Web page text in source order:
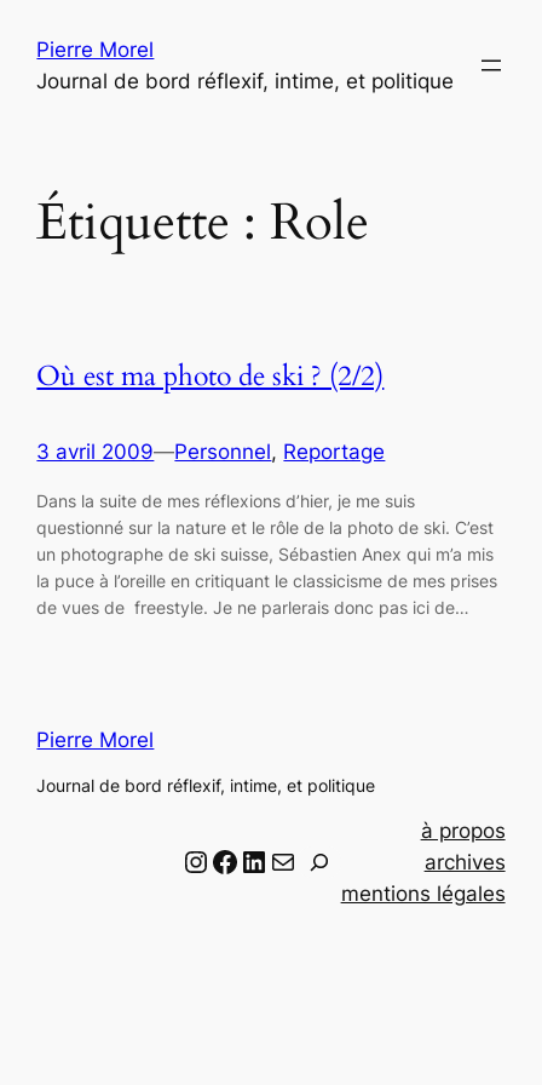
contenu
Pierre Morel
Journal de bord réflexif, intime, et politique
Étiquette :Role
Où est ma photo de ski ? (2/2)
3 avril 2009—Personnel, Reportage
Dans la suite de mes réflexions d’hier, je me suis
questionné sur la nature et le rôle de la photo de ski. C’est
un photographe de ski suisse, Sébastien Anex qui m’a mis
la puce à l’oreille en critiquant le classicisme de mes prises
de vues de freestyle. Je ne parlerais donc pas ici de…
Pierre Morel
Journal de bord réflexif, intime, et politique
Instagram Facebook LinkedIn Email
à propos
archives
mentions légales